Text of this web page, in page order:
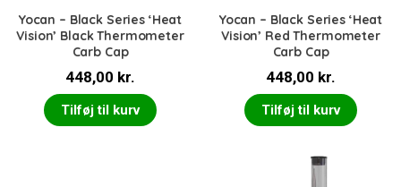
Yocan – Black Series ‘Heat
Vision’ Black Thermometer
Carb Cap
448,00 kr.
Tilføj til kurv
Yocan – Black Series ‘Heat
Vision’ Red Thermometer
Carb Cap
448,00 kr.
Tilføj til kurv